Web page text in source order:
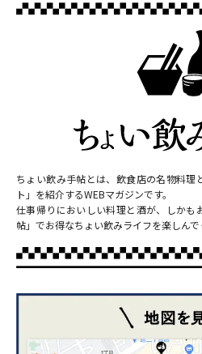
ちょい飲み手帖とは、飲食店の名物料理
ト」を紹介するWEBマガジンです。
仕事帰りにおいしい料理と酒が、しか
帖」でお得なちょい飲みライフを楽しんで